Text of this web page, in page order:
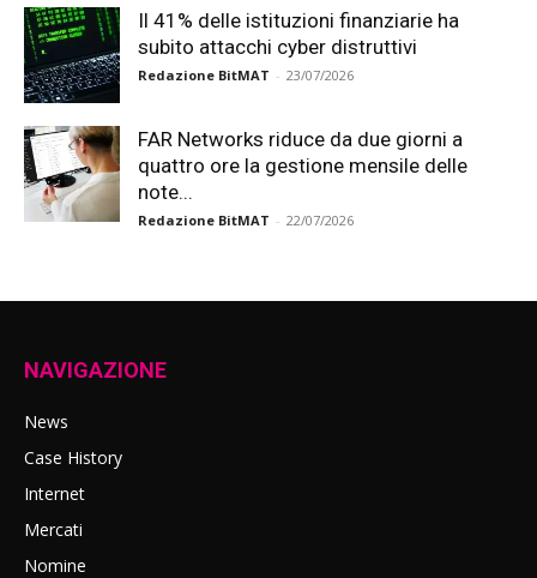
Il 41% delle istituzioni finanziarie ha
subito attacchi cyber distruttivi
Redazione BitMAT - 23/07/2026
FAR Networks riduce da due giorni a
quattro ore la gestione mensile delle
note...
Redazione BitMAT - 22/07/2026
NAVIGAZIONE
News
Case History
Internet
Mercati
Nomine